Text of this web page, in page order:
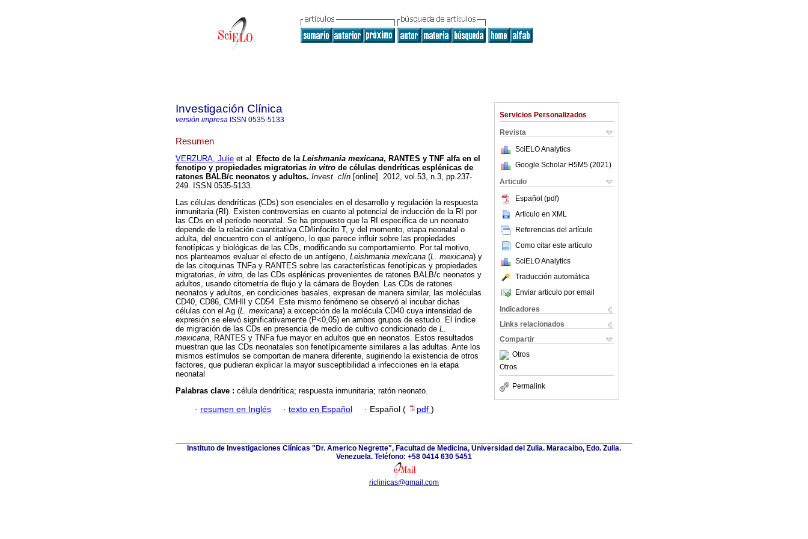
Servicios Personalizados
Revista
SciELO Analytics
Google Scholar H5M5 (2021 )
Articulo
Español (pdf)
Articulo en XML
Referencias del artículo
Como citar este artículo
SciELO Analytics
Traducción automática
Enviar articulo por email
Indicadores
Links relacionados
Compartir
Otros
Otros
Permalink
Investigación Clínica
versión impresa ISSN 0535-5133
Resumen
VERZURA, Julie et al. Efecto de la Leishmania mexicana, RANTES y TNF alfa en el
fenotipo y propiedades migratorias in vitro de células dendríticas esplénicas de
ratones BALB/c neonatos y adultos. Invest. clín [online]. 2012, vol.53, n.3, pp.237-
249. ISSN 0535-5133.
Las células dendríticas (CDs) son esenciales en el desarrollo y regulación la respuesta
inmunitaria (RI). Existen controversias en cuanto al potencial de inducción de la RI por
las CDs en el período neonatal. Se ha propuesto que la RI específica de un neonato
depende de la relación cuantitativa CD/linfocito T, y del momento, etapa neonatal o
adulta, del encuentro con el antígeno, lo que parece influir sobre las propiedades
fenotípicas y biológicas de las CDs, modificando su comportamiento. Por tal motivo,
nos planteamos evaluar el efecto de un antígeno, Leishmania mexicana (L. mexicana) y
de las citoquinas TNFa y RANTES sobre las características fenotípicas y propiedades
migratorias, in vitro, de las CDs esplénicas provenientes de ratones BALB/c neonatos y
adultos, usando citometría de flujo y la cámara de Boyden. Las CDs de ratones
neonatos y adultos, en condiciones basales, expresan de manera similar, las moléculas
CD40, CD86, CMHII y CD54. Este mismo fenómeno se observó al incubar dichas
células con el Ag (L. mexicana) a excepción de la molécula CD40 cuya intensidad de
expresión se elevó significativamente (P<0,05) en ambos grupos de estudio. El índice
de migración de las CDs en presencia de medio de cultivo condicionado de L.
mexicana, RANTES y TNFa fue mayor en adultos que en neonatos. Estos resultados
muestran que las CDs neonatales son fenotípicamente similares a las adultas. Ante los
mismos estímulos se comportan de manera diferente, sugiriendo la existencia de otros
factores, que pudieran explicar la mayor susceptibilidad a infecciones en la etapa
neonatal
Palabras clave : célula dendrítica; respuesta inmunitaria; ratón neonato.
· resumen en Inglés · texto en Español · Español ( pdf )
Instituto de Investigaciones Clínicas "Dr. Americo Negrette", Facultad de Medicina, Universidad del Zulia. Maracaibo, Edo. Zulia.
Venezuela. Teléfono: +58 0414 630 5451
riclinicas@gmail.com